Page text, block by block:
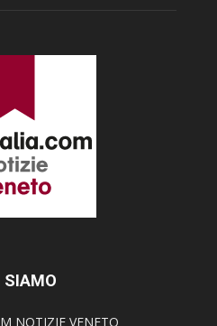
SIAMO
NOTIZIE VENETO